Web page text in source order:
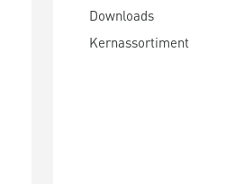
Downloads
Kernassortiment